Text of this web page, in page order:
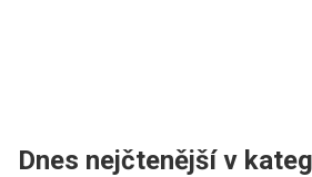
Dnes nejčtenější v